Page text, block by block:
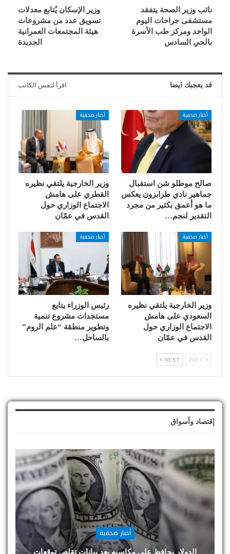
نائب وزير الصحة يتفقد
مستشفى جراحات اليوم
الواحد ومركز طب الأسرة
بالحي السادس
وزير الإسكان يُتابع معدلات
تسويق عدد من مشروعات
هيئة المجتمعات العمرانية
الجديدة
قد يعجبك ايضا اقرأ لنفس الكاتب
أخبار صحفية
صالح موطلو شن استقبال
جماهير نادي طرابزون يعكس
ما هو أعمق بكثير من مجرد
التقدير لنجم…
أخبار صحفية
وزير الخارجية يلتقي نظيره
القطري على هامش
الاجتماع الوزاري حول
القدس في عمّان
أخبار صحفية
وزير الخارجية يلتقي نظيره
السعودي على هامش
الاجتماع الوزاري حول
القدس في عمّان
أخبار صحفية
رئيس الوزراء يتابع
مستجدات مشروع تنمية
وتطوير منطقة “علم الروم”
بالساحل…
NEXT
إقتصاد وأسواق
أخبار صحفية
الدولار يحافظ على مكاسبه بعد بيانات تقلص توقعات